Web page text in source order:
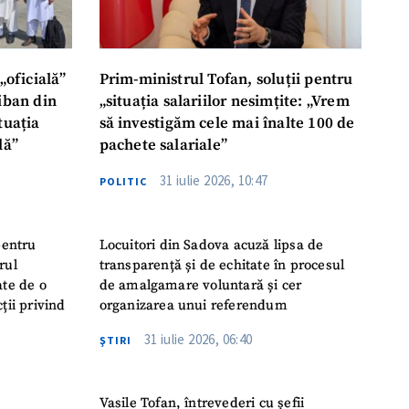
din
de o
privind
Prim-ministrul Tofan, soluții pentru
„situația salariilor nesimțite: „Vrem
să investigăm cele mai înalte 100 de
pachete salariale”
POLITIC 31 iulie 2026, 10:47
Locuitori din Sadova acuză lipsa de
transparență și de echitate în procesul
de amalgamare voluntară și cer
organizarea unui referendum
ŞTIRI 31 iulie 2026, 06:40
Vasile Tofan, întrevederi cu șefii